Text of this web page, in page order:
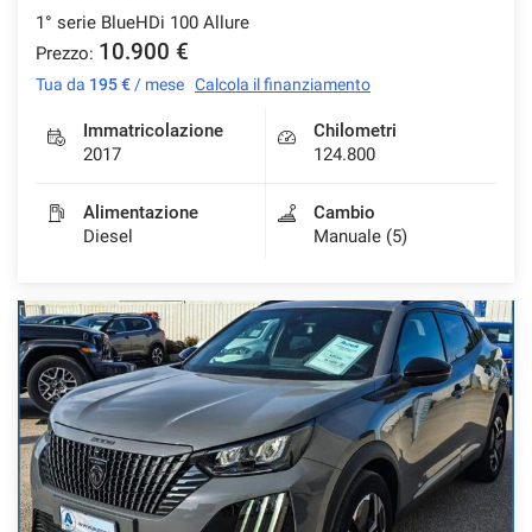
1° serie BlueHDi 100 Allure
Prezzo: 10.900 €
Tua da 195 € / mese Calcola il finanziamento
Immatricolazione
2017
Chilometri
124.800
Alimentazione
Diesel
Cambio
Manuale (5)
Cookie per il miglioramento dell'esperienza utente
Cookie analitici
Cookie di marketing
Leggi
la
cookie
policy